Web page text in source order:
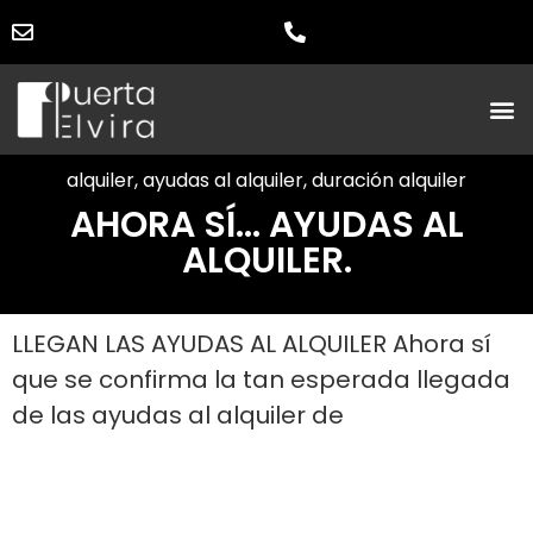
alquiler,ayudas al alquiler,duración alquiler
AHORA SÍ… AYUDAS AL
ALQUILER.
LLEGAN LAS AYUDAS AL ALQUILER Ahora sí
que se confirma la tan esperada llegada
de las ayudas al alquiler de